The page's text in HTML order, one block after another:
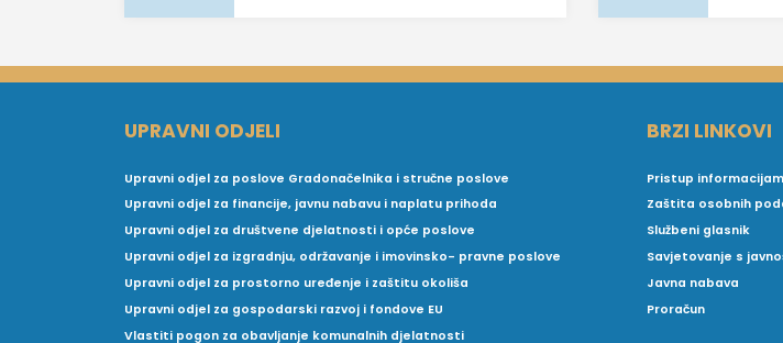
UPRAVNI ODJELI
Upravni odjel za poslove Gradonačelnika i stručne poslove
Upravni odjel za financije, javnu nabavu i naplatu prihoda
Upravni odjel za društvene djelatnosti i opće poslove
Upravni odjel za izgradnju, održavanje i imovinsko- pravne poslove
Upravni odjel za prostorno uređenje i zaštitu okoliša
Upravni odjel za gospodarski razvoj i fondove EU
Vlastiti pogon za obavljanje komunalnih djelatnosti
BRZI LINKOVI
Pristup
Zaštita osobnih
Službeni glasnik
Savjetovanje s
Javna nabava
Proračun